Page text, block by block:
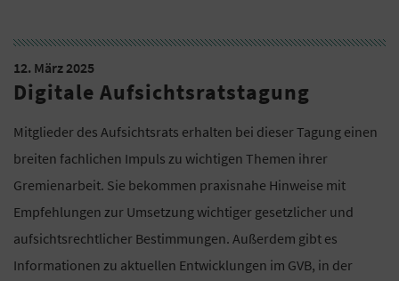
12. März 2025
Digitale Aufsichtsratstagung
Mitglieder des Aufsichtsrats erhalten bei dieser Tagung einen
breiten fachlichen Impuls zu wichtigen Themen ihrer
Gremienarbeit. Sie bekommen praxisnahe Hinweise mit
Empfehlungen zur Umsetzung wichtiger gesetzlicher und
aufsichtsrechtlicher Bestimmungen. Außerdem gibt es
Informationen zu aktuellen Entwicklungen im GVB, in der